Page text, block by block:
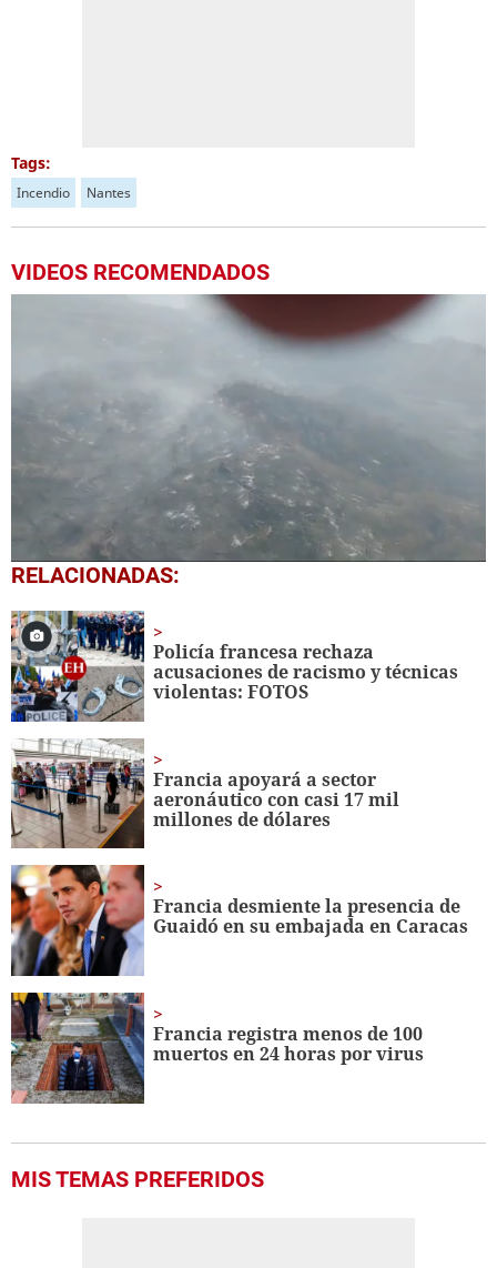
Tags:
Incendio Nantes
VIDEOS RECOMENDADOS
0
seconds
1
minute,
19
seconds
RELACIONADAS:
Policía francesa rechaza
acusaciones de racismo y técnicas
violentas: FOTOS
Francia apoyará a sector
aeronáutico con casi 17 mil
millones de dólares
Francia desmiente la presencia de
Guaidó en su embajada en Caracas
Francia registra menos de 100
muertos en 24 horas por virus
MIS TEMAS PREFERIDOS